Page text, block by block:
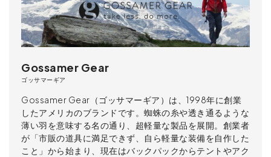
Gossamer Gear
ゴッサマーギア
Gossamer Gear（ゴッサマーギア）は、1998年に創業
したアメリカのブランドです。蜘蛛の糸や透き通るような
薄い羽を意味する名の通り、超軽量な製品を展開。創業者
が「市販の道具に満足できず、自ら軽量な装備を自作した
こと」から始まり、現在はバックパックからテントやアク